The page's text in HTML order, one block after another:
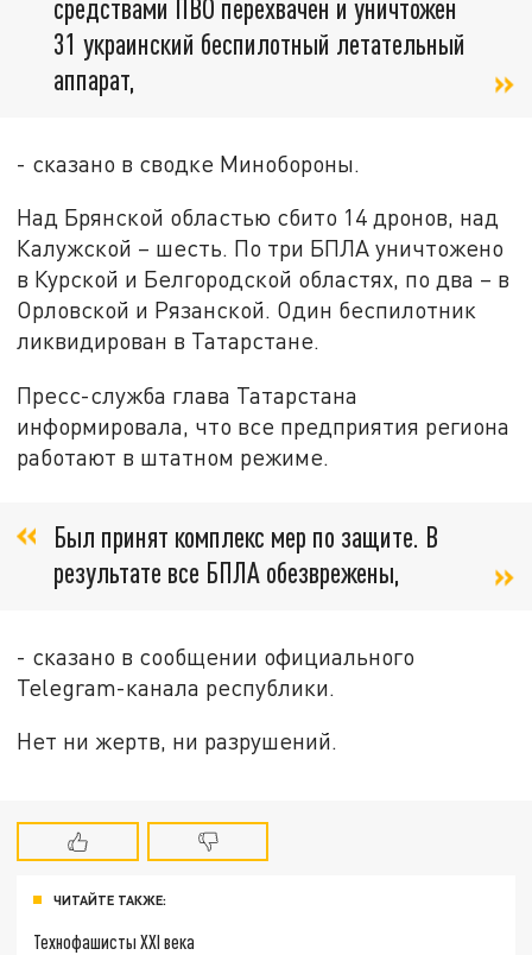
средствами ПВО перехвачен и уничтожен
31 украинский беспилотный летательный
аппарат,
- сказано в сводке Минобороны.
Над Брянской областью сбито 14 дронов, над
Калужской – шесть. По три БПЛА уничтожено
в Курской и Белгородской областях, по два – в
Орловской и Рязанской. Один беспилотник
ликвидирован в Татарстане.
Пресс-служба глава Татарстана
информировала, что все предприятия региона
работают в штатном режиме.
Был принят комплекс мер по защите. В
результате все БПЛА обезврежены,
- сказано в сообщении официального
Telegram-канала республики.
Нет ни жертв, ни разрушений.
ЧИТАЙТЕ ТАКЖЕ:
Технофашисты XXI века